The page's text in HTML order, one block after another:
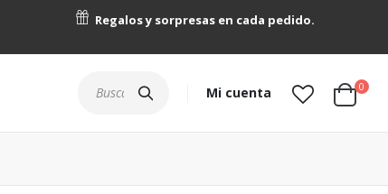
Regalos y sorpresas en cada pedido.
Mi cuenta Cart
0